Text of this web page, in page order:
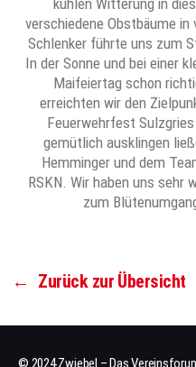
kühlen Witterung in
verschiedene Obstbäume
Schlenker führte uns zum
In der Sonne und bei einer
Maifeiertag schon
erreichten wir den
Feuerwehrfest
gemütlich ausklingen
Hemminger und dem
RSKN. Wir haben uns sehr
zum
← Zurück zur Übersicht
© 2024 Zwiebel – Das